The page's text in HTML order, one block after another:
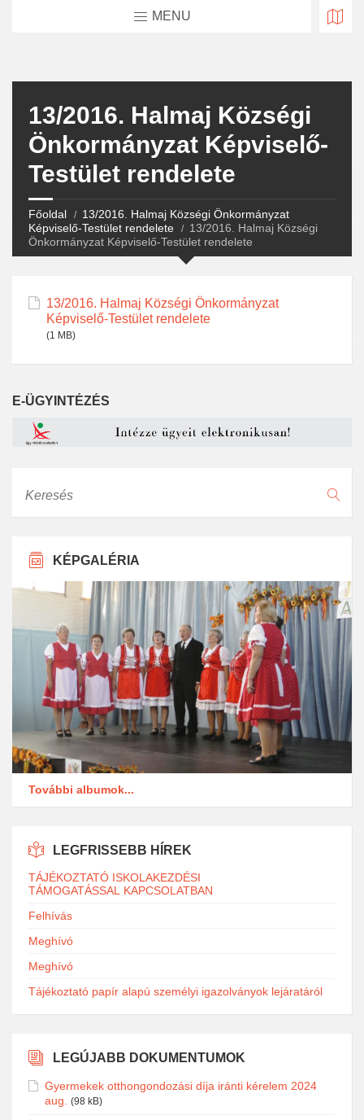
MENU
13/2016. Halmaj Községi
Önkormányzat Képviselő-
Testület rendelete
Főoldal
13/2016. Halmaj Községi Önkormányzat
Képviselő-Testület rendelete
13/2016. Halmaj Községi
Önkormányzat Képviselő-Testület rendelete
13/2016. Halmaj Községi Önkormányzat
Képviselő-Testület rendelete
(1 MB)
E-ÜGYINTÉZÉS
KÉPGALÉRIA
További albumok...
LEGFRISSEBB HÍREK
TÁJÉKOZTATÓ ISKOLAKEZDÉSI
TÁMOGATÁSSAL KAPCSOLATBAN
Felhívás
Meghívó
Meghívó
Tájékoztató papír alapú személyi igazolványok lejáratáról
LEGÚJABB DOKUMENTUMOK
Gyermekek otthongondozási díja iránti kérelem 2024
aug.
(98 kB)